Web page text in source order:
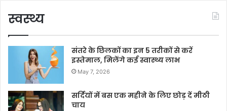
स्वस्थ्य
संतरे के छिलकों का इन 5 तरीकों से करें
इस्तेमाल, मिलेंगे कई स्वास्थ्य लाभ
May 7, 2026
सर्दियों में बस एक महीने के लिए छोड़ दें मीठी
चाय